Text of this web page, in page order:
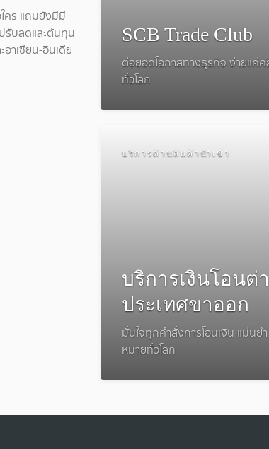
คร แถมยังมีมี
รับลดและต้นทุน
าเซียน-อินเดีย
SCB Trade Club
ต่อยอดโอกาสทางธุรกิจ ง่ายแค่
ทั่วโลก
บริการด้านสินค้านำเข้า
บริการเงินโอนต่
ประเทศขาออก
มั่นใจทุกคำสั่งการโอนเงิน แม่น
หมายทั่วโลก